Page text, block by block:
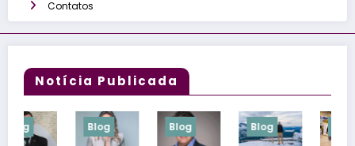
Contatos
Notícia Publicada
Blog Blog Blog